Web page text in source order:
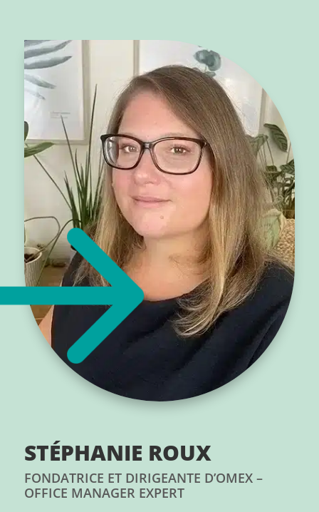
STÉPHANIE ROUX
FONDATRICE ET DIRIGEANTE D’OMEX –
OFFICE MANAGER EXPERT